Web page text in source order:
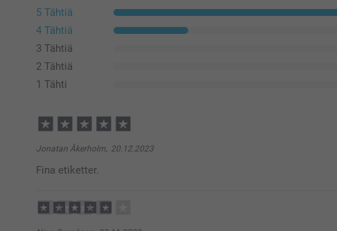
5 Tähtiä
4 Tähtiä
3 Tähtiä
2 Tähtiä
1 Tähti
Jonatan Åkerholm, 20.12.2023
Fina etiketter.